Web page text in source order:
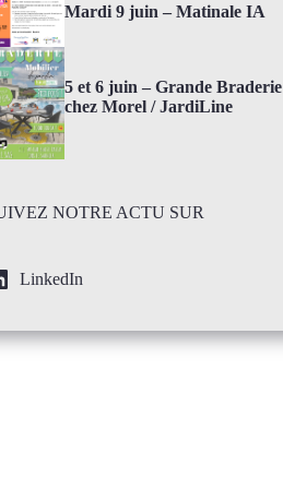
Mardi 9 juin – Matinale IA
5 et 6 juin – Grande Braderie
chez Morel / JardiLine
NOTRE ACTU SUR
LinkedIn